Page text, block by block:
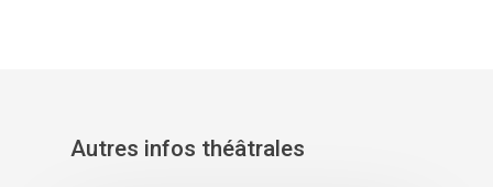
Autres infos théâtrales